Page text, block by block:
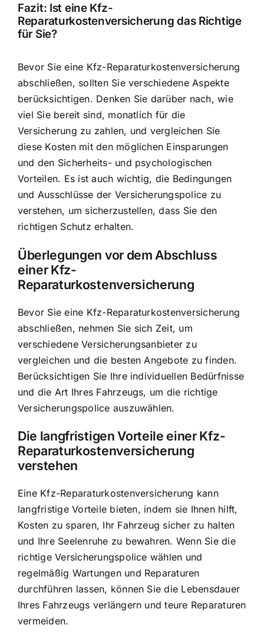
Fazit: Ist eine Kfz-
Reparaturkostenversicherung das Richtige
für Sie?
Bevor Sie eine Kfz-Reparaturkostenversicherung
abschließen, sollten Sie verschiedene Aspekte
berücksichtigen. Denken Sie darüber nach, wie
viel Sie bereit sind, monatlich für die
Versicherung zu zahlen, und vergleichen Sie
diese Kosten mit den möglichen Einsparungen
und den Sicherheits- und psychologischen
Vorteilen. Es ist auch wichtig, die Bedingungen
und Ausschlüsse der Versicherungspolice zu
verstehen, um sicherzustellen, dass Sie den
richtigen Schutz erhalten.
Überlegungen vor dem Abschluss
einer Kfz-
Reparaturkostenversicherung
Bevor Sie eine Kfz-Reparaturkostenversicherung
abschließen, nehmen Sie sich Zeit, um
verschiedene Versicherungsanbieter zu
vergleichen und die besten Angebote zu finden.
Berücksichtigen Sie Ihre individuellen Bedürfnisse
und die Art Ihres Fahrzeugs, um die richtige
Versicherungspolice auszuwählen.
Die langfristigen Vorteile einer Kfz-
Reparaturkostenversicherung
verstehen
Eine Kfz-Reparaturkostenversicherung kann
langfristige Vorteile bieten, indem sie Ihnen hilft,
Kosten zu sparen, Ihr Fahrzeug sicher zu halten
und Ihre Seelenruhe zu bewahren. Wenn Sie die
richtige Versicherungspolice wählen und
regelmäßig Wartungen und Reparaturen
durchführen lassen, können Sie die Lebensdauer
Ihres Fahrzeugs verlängern und teure Reparaturen
vermeiden.